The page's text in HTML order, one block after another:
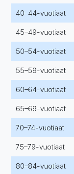
40–44-vuotiaat
45–49-vuotiaat
50–54-vuotiaat
55–59-vuotiaat
60–64-vuotiaat
65–69-vuotiaat
70–74-vuotiaat
75–79-vuotiaat
80–84-vuotiaat